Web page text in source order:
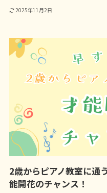
2025年11月2日
2歳からピアノ教室に通
能開花のチャンス！